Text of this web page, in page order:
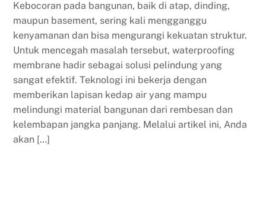
Kebocoran pada bangunan, baik di atap, dinding,
maupun basement, sering kali mengganggu
kenyamanan dan bisa mengurangi kekuatan struktur.
Untuk mencegah masalah tersebut, waterproofing
membrane hadir sebagai solusi pelindung yang
sangat efektif. Teknologi ini bekerja dengan
memberikan lapisan kedap air yang mampu
melindungi material bangunan dari rembesan dan
kelembapan jangka panjang. Melalui artikel ini, Anda
akan […]